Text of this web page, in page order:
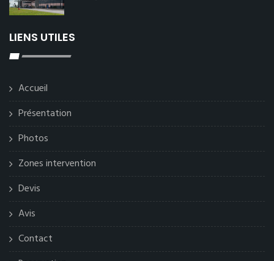
LIENS UTILES
Accueil
Présentation
Photos
Zones intervention
Devis
Avis
Contact